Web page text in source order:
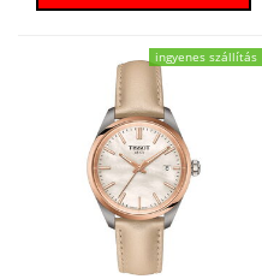
ingyenes szállítás